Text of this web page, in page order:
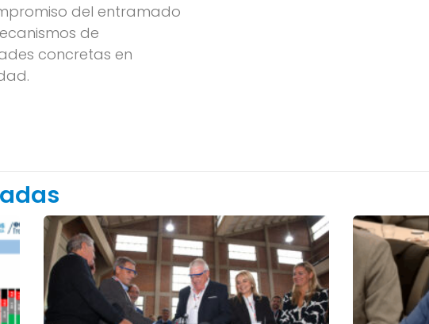
del entramado
de
concretas en